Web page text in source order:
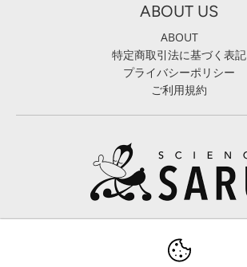
ABOUT US
ABOUT
特定商取引法に基づく表記
プライバシーポリシー
ご利用規約